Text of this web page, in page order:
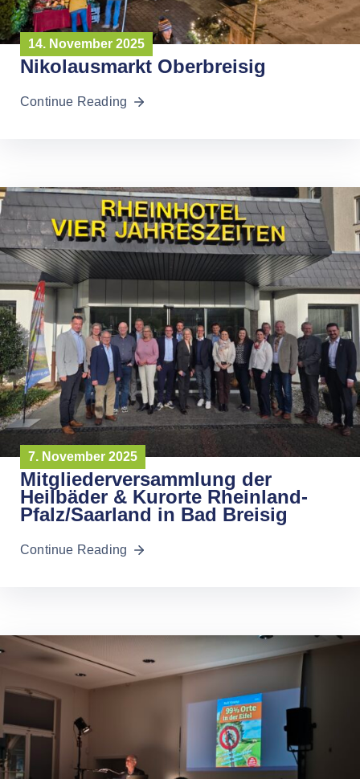
14. November 2025
Nikolausmarkt Oberbreisig
Continue Reading
7. November 2025
Mitgliederversammlung der
Heilbäder & Kurorte Rheinland-
Pfalz/Saarland in Bad Breisig
Continue Reading